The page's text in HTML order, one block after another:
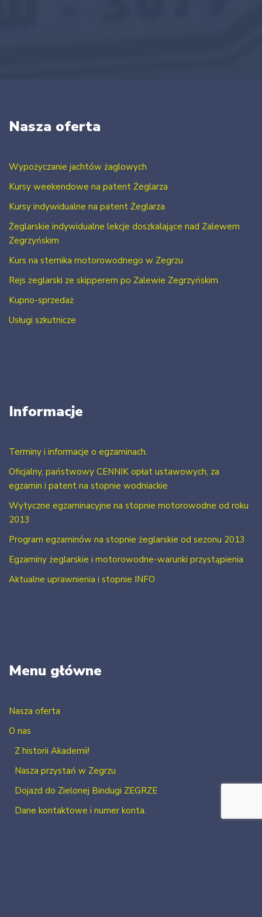
Nasza oferta
Wypożyczanie jachtów żaglowych
Kursy weekendowe na patent Żeglarza
Kursy indywidualne na patent Żeglarza
Żeglarskie indywidualne lekcje doszkalające nad Zalewem
Zegrzyńskim
Kurs na sternika motorowodnego w Zegrzu
Rejs żeglarski ze skipperem po Zalewie Zegrzyńskim
Kupno-sprzedaż
Usługi szkutnicze
Informacje
Terminy i informacje o egzaminach.
Oficjalny, państwowy CENNIK opłat ustawowych, za
egzamin i patent na stopnie wodniackie
Wytyczne egzaminacyjne na stopnie motorowodne od roku
2013
Program egzaminów na stopnie żeglarskie od sezonu 2013
Egzaminy żeglarskie i motorowodne-warunki przystąpienia
Aktualne uprawnienia i stopnie INFO
Menu główne
Nasza oferta
O nas
Z historii Akademii!
Nasza przystań w Zegrzu
Dojazd do Zielonej Bindugi ZEGRZE
Dane kontaktowe i numer konta.